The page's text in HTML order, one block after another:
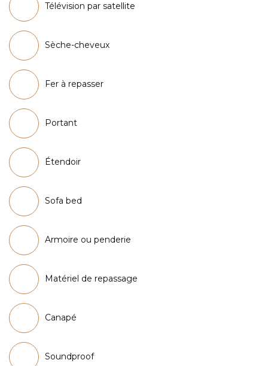
Télévision par satellite
Sèche-cheveux
Fer à repasser
Portant
Étendoir
Sofa bed
Armoire ou penderie
Matériel de repassage
Canapé
Soundproof